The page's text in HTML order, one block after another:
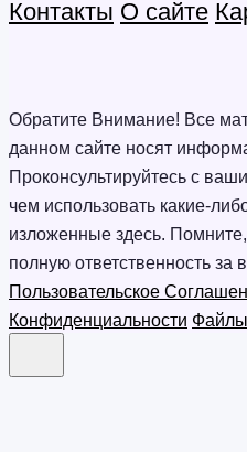
Контакты О сайте
Обратите Внимание! Все
данном сайте носят
Проконсультируйтесь с
чем использовать какие-
изложенные здесь.
полную ответственность за
Пользовательское
Конфиденциальности